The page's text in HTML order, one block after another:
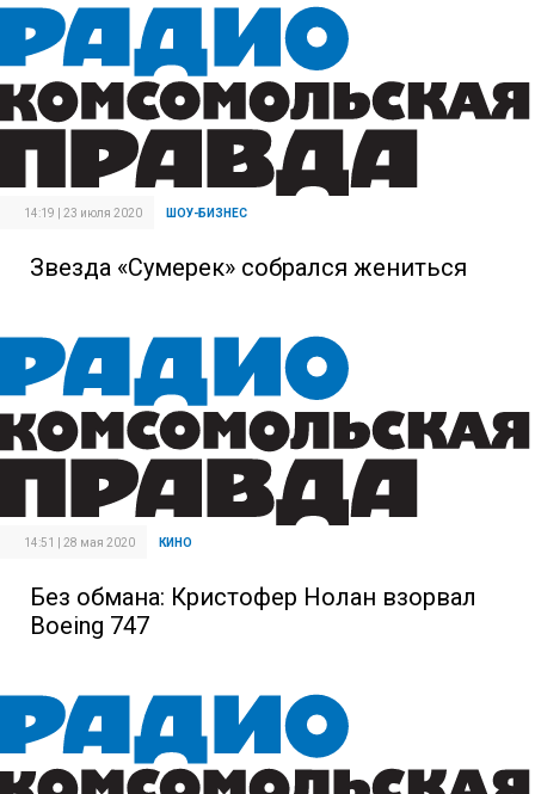
14:19 | 23 июля 2020 ШОУ-БИЗНЕС
Звезда «Сумерек» собрался жениться
14:51 | 28 мая 2020 КИНО
Без обмана: Кристофер Нолан взорвал
Boeing 747